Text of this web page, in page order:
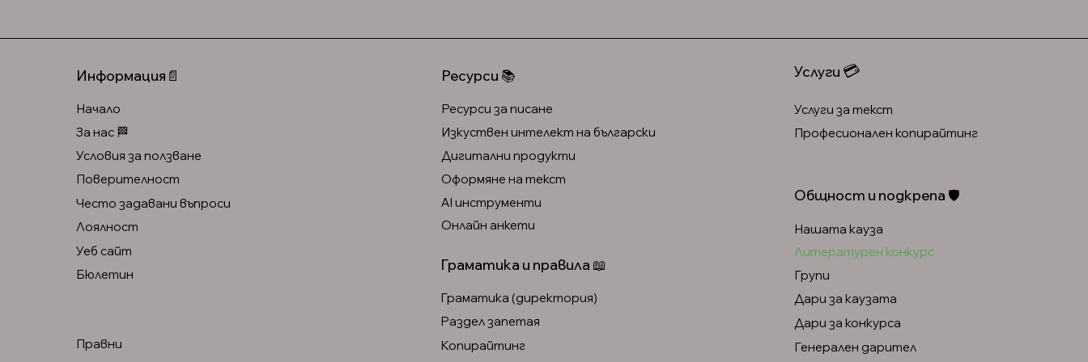
Информация📄
Начало
За нас 🏁
Условия за ползване
Поверителност
Често задавани въпроси
Лоялност
Уеб сайт
Бюлетин
Правни
Ресурси 📚
Ресурси за писане
Изкуствен интелект на български
Дигитални продукти
Оформяне на текст
AI инструменти
Онлайн анкети
Граматика и правила 📖
Граматика (директория)
Раздел запетая
Копирайтинг
Услуги 💳
Услуги за текст
Професионален копирайтинг
Общност и подкрепа 🛡️
Нашата кауза
Литературен конкурс
Групи
Дари за каузата
Дари за конкурса
Генералeн дарител